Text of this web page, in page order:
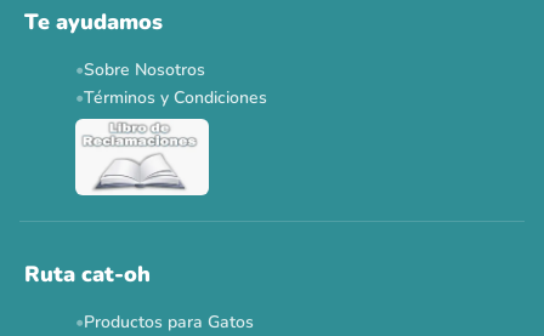
Te ayudamos
Sobre Nosotros
Términos y Condiciones
Ruta cat-oh
Productos para Gatos